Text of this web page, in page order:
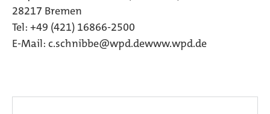
28217 Bremen
Tel: +49 (421) 16866-2500
E-Mail: c.schnibbe@wpd.dewww.wpd.de